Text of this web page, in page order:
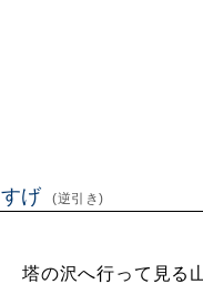
すげ (逆引き)
塔の沢へ行って見る